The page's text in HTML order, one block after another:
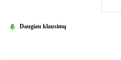
Daugiau klausimų